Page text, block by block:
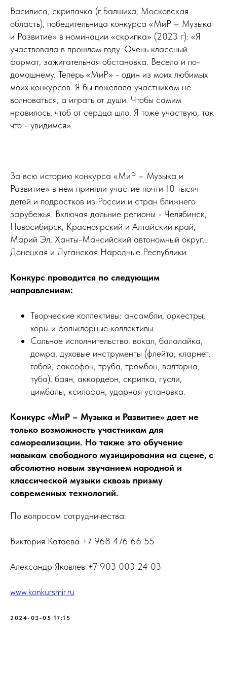
Василиса, скрипачка (г.Балшиха, Московская
область), победительница конкурса «МиР – Музыка
и Развитие» в номинации «скрипка» (2023 г): «Я
участвовала в прошлом году. Очень классный
формат, зажигательная обстановка. Весело и по-
домашнему. Теперь «МиР» - один из моих любимых
моих конкурсов. Я бы пожелала участникам не
волноваться, а играть от души. Чтобы самим
нравилось, чтоб от сердца шло. Я тоже участвую, так
что - увидимся».
За всю историю конкурса «МиР – Музыка и
Развитие» в нем приняли участие почти 10 тысяч
детей и подростков из России и стран ближнего
зарубежья. Включая дальние регионы - Челябинск,
Новосибирск, Красноярский и Алтайский край,
Марий Эл, Ханты-Мансийский автономный округ…
Донецкая и Луганская Народные Республики.
Конкурс проводится по следующим
направлениям:
Творческие коллективы: ансамбли, оркестры,
хоры и фольклорные коллективы.
Сольное исполнительство: вокал, балалайка,
домра, духовые инструменты (флейта, кларнет,
гобой, саксофон, труба, тромбон, валторна,
туба), баян, аккордеон, скрипка, гусли,
цимбалы, ксилофон, ударная установка.
Конкурс «МиР – Музыка и Развитие» дает не
только возможность участникам для
самореализации. Но также это обучение
навыкам свободного музицирования на сцене, с
абсолютно новым звучанием народной и
классической музыки сквозь призму
современных технологий.
По вопросом сотрудничества:
Виктория Катаева +7 968 476 66 55
Александр Яковлев +7 903 003 24 03
www.konkursmir.ru
2024-03-05 17:15